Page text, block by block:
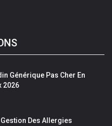
Générique Pas Cher En
2026
Des Allergies